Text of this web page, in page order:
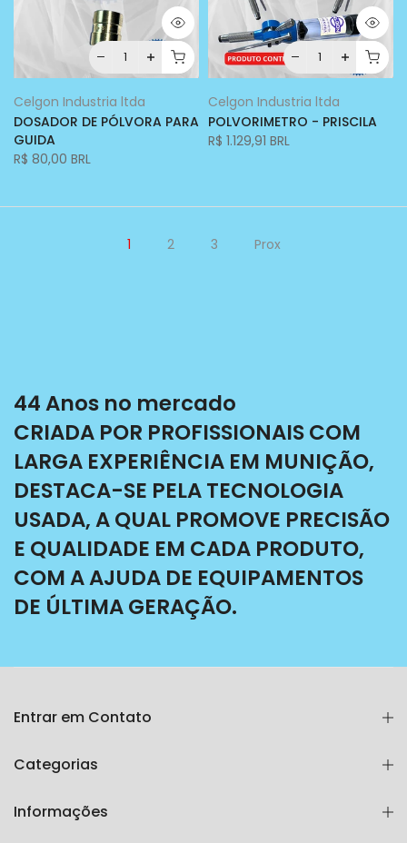
Celgon Industria ltda
DOSADOR DE PÓLVORA PARA
GUIDA
R$ 80,00 BRL
Celgon Industria ltda
POLVORIMETRO - PRISCILA
R$ 1.129,91 BRL
1 2 3 Prox
44 Anos no mercado
CRIADA POR PROFISSIONAIS COM
LARGA EXPERIÊNCIA EM MUNIÇÃO,
DESTACA-SE PELA TECNOLOGIA
USADA, A QUAL PROMOVE PRECISÃO
E QUALIDADE EM CADA PRODUTO,
COM A AJUDA DE EQUIPAMENTOS
DE ÚLTIMA GERAÇÃO.
Entrar em Contato
Categorias
Informações